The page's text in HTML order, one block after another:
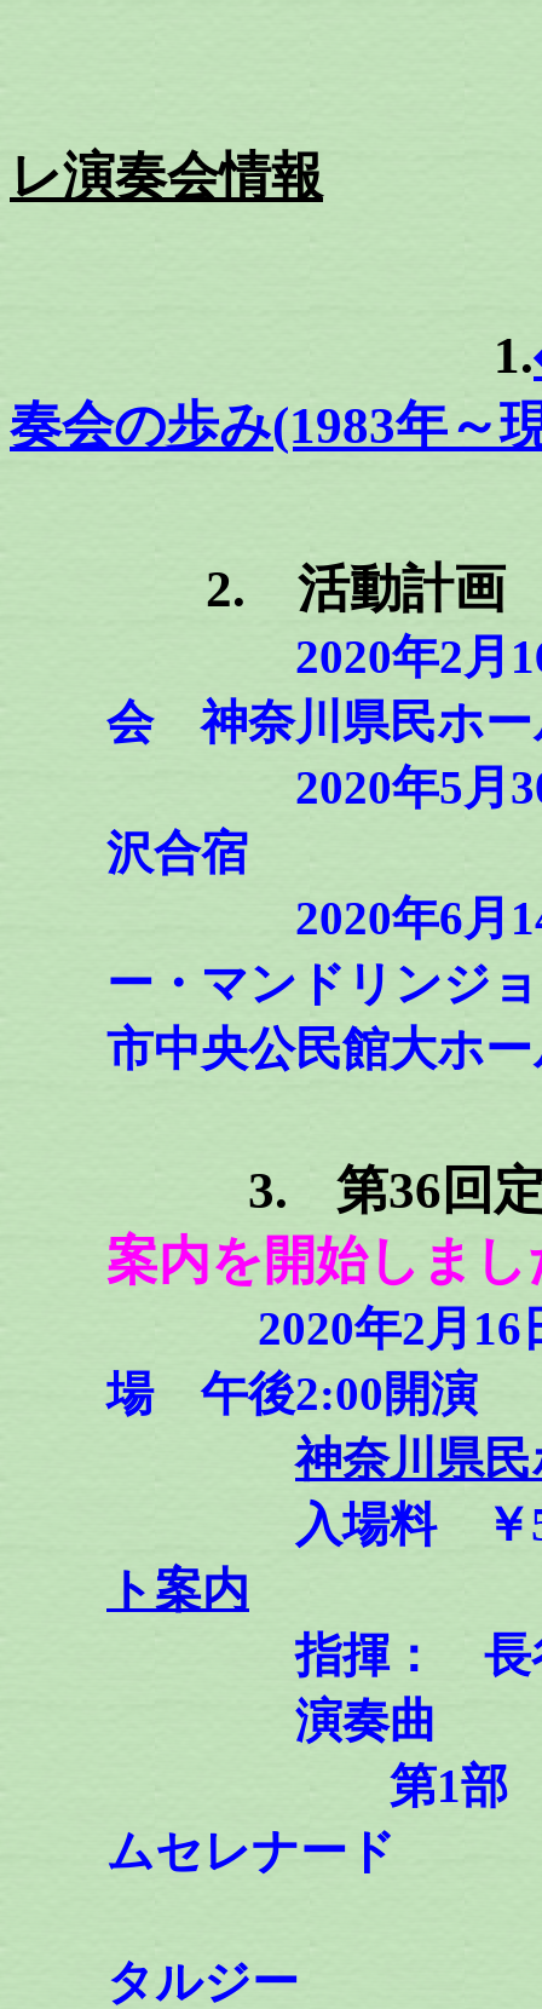
レ演奏会情報
1.
奏会の歩み(1983年～
2. 活動計画
2020年2月
会 神奈川県民ホー
2020年5月30日
沢合宿
2020年6月14
ー・マンドリンジ
市中央公民館大ホ
3. 第36回
案内を開始しまし
2020年2月
場 午後2:00
神奈川県
入場料 ￥
ト案内
指揮： 長谷
演奏曲
第1部 上田
ムセレナード
タルジー